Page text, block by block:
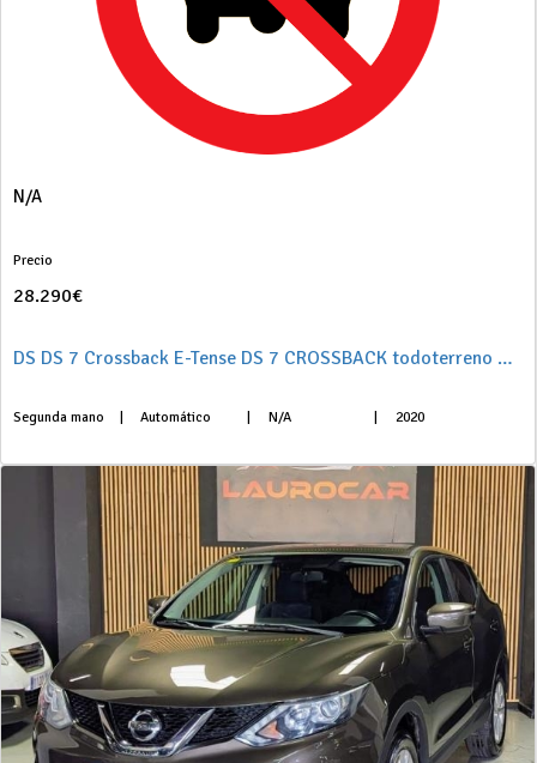
N/A
Precio
28.290€
DS DS 7 Crossback E-Tense DS 7 CROSSBACK todoterreno 1.6 E-TENSE 225 GRAND CHIC AUTO 5P
Segunda mano Automático N/A 2020